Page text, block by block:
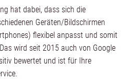
hat dabei, dass sich die
Geräten/Bildschirmen
flexibel anpasst und somit
wird seit 2015 auch von Google
bewertet und ist für Ihre